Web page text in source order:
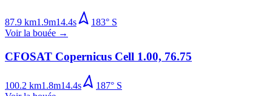
87.9 km1.9m14.4s 183° S
Voir la bouée →
CFOSAT Copernicus Cell 1.00, 76.75
100.2 km1.8m14.4s 187° S